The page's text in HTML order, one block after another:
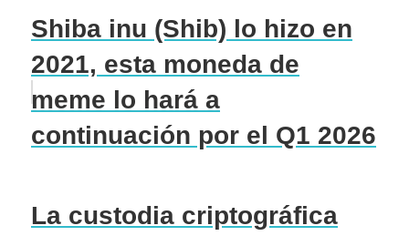
Shiba inu (Shib) lo hizo en
2021, esta moneda de
meme lo hará a
continuación por el Q1 2026
La custodia criptográfica